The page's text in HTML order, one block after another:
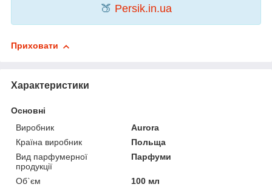
🍑 Persik.in.ua
Приховати
Характеристики
Основні
Виробник
Aurora
Країна виробник
Польща
Вид парфумерної
продукції
Парфуми
Об`єм
100 мл